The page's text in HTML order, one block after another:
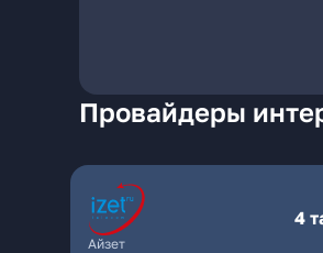
Провайдеры
Айзет
4